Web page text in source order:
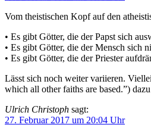
Vom theistischen Kopf auf den
• Es gibt Götter, die der Papst sich
• Es gibt Götter, die der Mensch sich
• Es gibt Götter, die der Priester
Lässt sich noch weiter variieren.
which all other faiths are based.”)
Ulrich Christoph sagt:
27. Februar 2017 um 20:04 Uhr